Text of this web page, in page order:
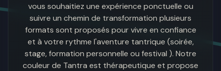
vous souhaitiez une expérience ponctuelle ou
suivre un chemin de transformation plusieurs
formats sont proposés pour vivre en confiance
et à votre rythme l'aventure tantrique (soirée,
stage, formation personnelle ou festival ). Notre
couleur de Tantra est thérapeutique et propose